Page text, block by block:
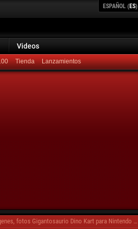
ESPAÑOL (ES)
Videos
Lanzamientos
fotos Gigantosaurio Dino Kart para Nintendo Switch